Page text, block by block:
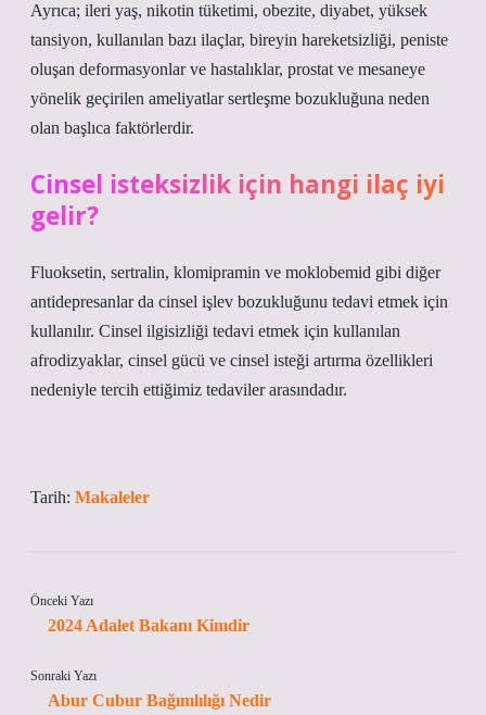
Ayrıca; ileri yaş, nikotin tüketimi, obezite, diyabet, yüksek
tansiyon, kullanılan bazı ilaçlar, bireyin hareketsizliği, peniste
oluşan deformasyonlar ve hastalıklar, prostat ve mesaneye
yönelik geçirilen ameliyatlar sertleşme bozukluğuna neden
olan başlıca faktörlerdir.
Cinsel isteksizlik için hangi ilaç iyi
gelir?
Fluoksetin, sertralin, klomipramin ve moklobemid gibi diğer
antidepresanlar da cinsel işlev bozukluğunu tedavi etmek için
kullanılır. Cinsel ilgisizliği tedavi etmek için kullanılan
afrodizyaklar, cinsel gücü ve cinsel isteği artırma özellikleri
nedeniyle tercih ettiğimiz tedaviler arasındadır.
Tarih: Makaleler
Önceki Yazı
2024 Adalet Bakanı Kimdir
Sonraki Yazı
Abur Cubur Bağımlılığı Nedir